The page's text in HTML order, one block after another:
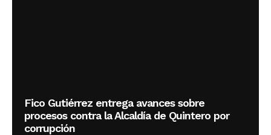
Fico Gutiérrez entrega avances sobre
procesos contra la Alcaldía de Quintero por
corrupción